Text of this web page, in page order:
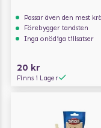
Passar även den mest
Förebygger tandsten
Inga onödiga tillsatser
20 kr
Finns i Lager